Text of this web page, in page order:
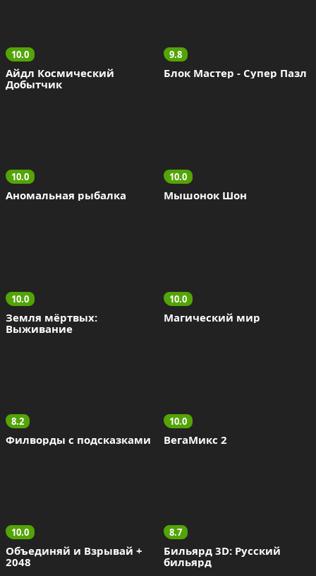
10.0
Айдл Космический
Добытчик
9.8
Блок Мастер - Супер Пазл
10.0
Аномальная рыбалка
10.0
Мышонок Шон
10.0
Земля мёртвых:
Выживание
10.0
Магический мир
8.2
Филворды с подсказками
10.0
ВегаМикс 2
10.0
Объединяй и Взрывай +
2048
8.7
Бильярд 3D: Русский
бильярд